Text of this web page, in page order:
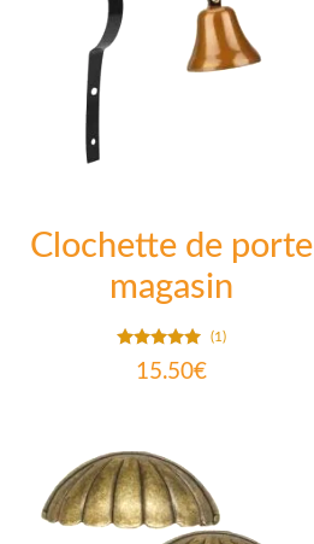
Clochette de porte
magasin
Note
5.00
(1)
15.50€